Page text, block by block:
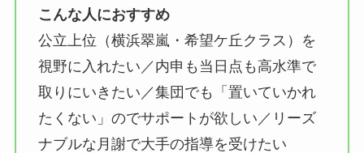
こんな人におすすめ
公立上位（横浜翠嵐・希望ケ丘クラス）を
視野に入れたい／内申も当日点も高水準で
取りにいきたい／集団でも「置いていかれ
たくない」のでサポートが欲しい／リーズ
ナブルな月謝で大手の指導を受けたい